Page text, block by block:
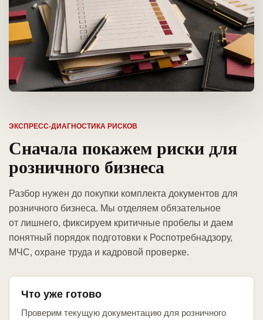
ЭКСПРЕСС-ДИАГНОСТИКА РИСКОВ
Сначала покажем риски для
розничного бизнеса
Разбор нужен до покупки комплекта документов для
розничного бизнеса. Мы отделяем обязательное
от лишнего, фиксируем критичные пробелы и даем
понятный порядок подготовки к Роспотребнадзору,
МЧС, охране труда и кадровой проверке.
Что уже готово
Проверим текущую документацию для розничного